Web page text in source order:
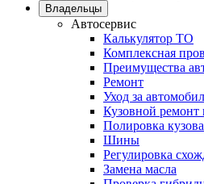
Владельцы
Автосервис
Калькулятор ТО
Комплексная
Преимущества
Ремонт
Уход за
Кузовной ремонт
Полировка кузова
Шины
Регулировка
Замена масла